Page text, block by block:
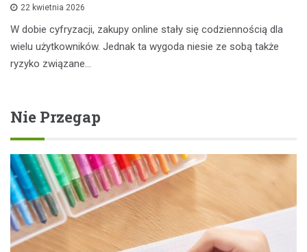
22 kwietnia 2026
W dobie cyfryzacji, zakupy online stały się codziennością dla
wielu użytkowników. Jednak ta wygoda niesie ze sobą także
ryzyko związane…
Nie Przegap